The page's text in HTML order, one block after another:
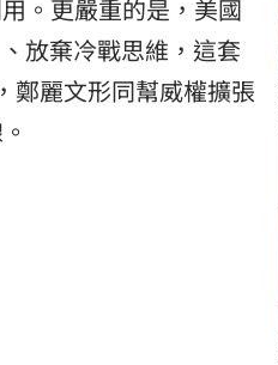
。更嚴重的是，美國
放棄冷戰思維，這套
鄭麗文形同幫威權擴張